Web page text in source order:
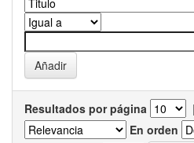
Resultados por página |
En orden